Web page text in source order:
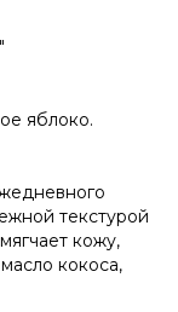
яблоко.
текстурой
кожу,
кокоса,